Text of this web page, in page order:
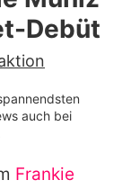
Debüt
auch bei
Frankie